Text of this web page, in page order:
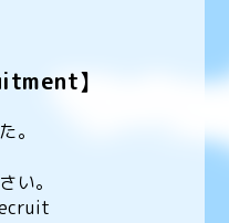
】
。
い。